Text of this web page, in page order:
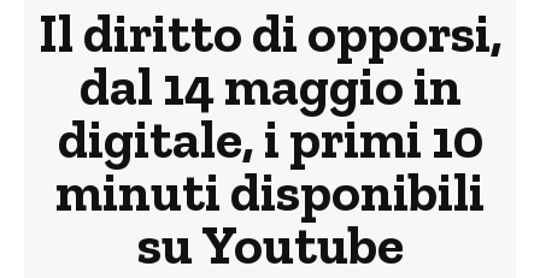
Il diritto di opporsi,
dal 14 maggio in
digitale, i primi 10
minuti disponibili
su Youtube